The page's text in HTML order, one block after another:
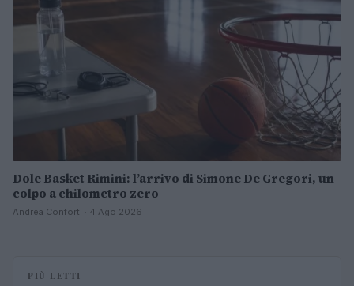
Dole Basket Rimini: l’arrivo di Simone De Gregori, un
colpo a chilometro zero
Andrea Conforti · 4 Ago 2026
PIÙ LETTI